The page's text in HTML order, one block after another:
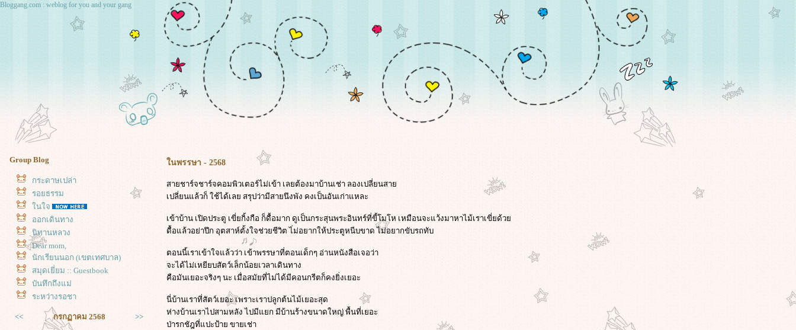
Bloggang.com : weblog for you and your gang
Group Blog
กระดาษเปล่า
รอยธรรม
นใจ
ออกเดินทาง
นิทานหลวง
Dear mom,
นักเรียนนอก (เขตเทศบาล)
สมุดเยี่ยม :: Guestbook
บันทึกถึงแม่
ระหว่างรอชา
<< กรกฏาคม 2568 >>
นพรรษา - 2568
สายชาร์จชาร์จคอมพิวเตอร์ไม่เข้า เลยต้องมาบ้านเช่า ลองเปลี่ยนสา
เปลี่ยนแล้วก็ ใช้ได้เลย สรุปว่ามีสายนึงพัง คงเป็นอันเก่าแหละ
เข้าบ้าน เปิดประตู เขี่ยกิ้งกือ ก็ดื้อมาก ดูเป็นกระสุนพระอินทร์ที่ขี้โมโห เหมือนจะแว้งมาหาไม้เราเขี่ยด้ว
ดื้อแล้วอย่าปึก อุตสาห์ตั้งใจช่วยชีวิต ไ่ม่อยากให้ประตูหนีบขาด ไม่อยากขับรถทับ
ตอนนี้เราเข้าใจแล้วว่า เข้าพรรษาที่ตอนเด็กๆ อ่านหนังสือเจอว่า
จะได้ไม่เหยียบสัตว์เล็กน้อยเวลาเดินทาง
คือมันเยอะจริงๆ นะ เมื่อสมัยที่ไม่ได้มีคอนกรีตก็คงยิ่งเยอะ
นี่บ้านเราที่สัตว์เยอะ เพราะเราปลูกต้นไม้เยอะสุด
ห่างบ้านเราไปสามหลัง ไปมีแยก มีบ้านร้างขนาดใหญ่ พื้นที่เยอะ
ป่ารกชัฎที่แปะป้าย ขายเช่า